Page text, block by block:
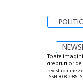
Toate
drepturilor
revista online
ISSN 3008-2986